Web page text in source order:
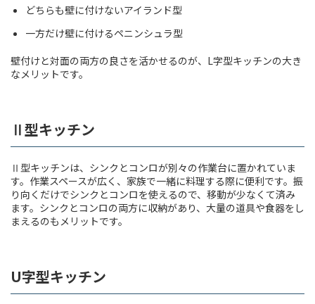
どちらも壁に付けないアイランド型
一方だけ壁に付けるペニンシュラ型
壁付けと対面の両方の良さを活かせるのが、L字型キッチンの大き
なメリットです。
Ⅱ型キッチン
Ⅱ型キッチンは、シンクとコンロが別々の作業台に置かれていま
す。作業スペースが広く、家族で一緒に料理する際に便利です。振
り向くだけでシンクとコンロを使えるので、移動が少なくて済み
ます。シンクとコンロの両方に収納があり、大量の道具や食器をし
まえるのもメリットです。
U字型キッチン